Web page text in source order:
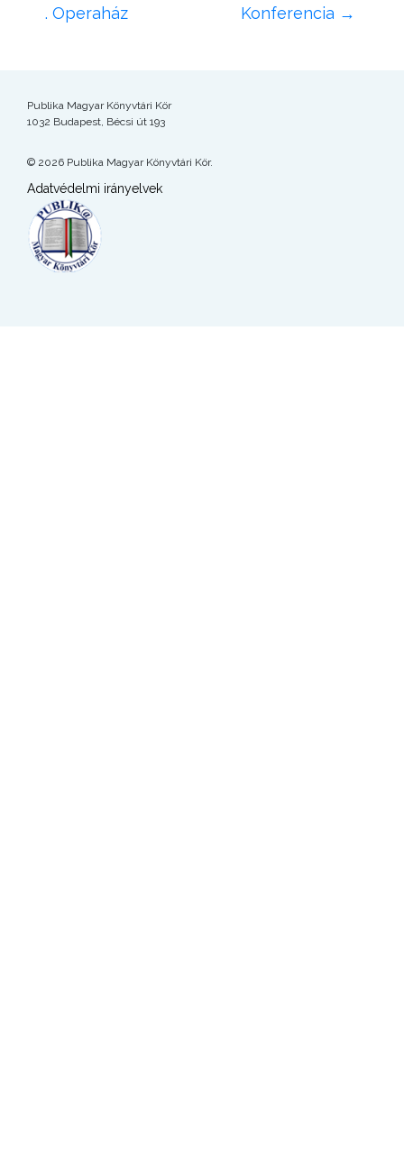
. Operaház
Konferencia →
Publika Magyar Könyvtári Kör
1032 Budapest, Bécsi út 193
© 2026 Publika Magyar Könyvtári Kör.
Adatvédelmi irányelvek